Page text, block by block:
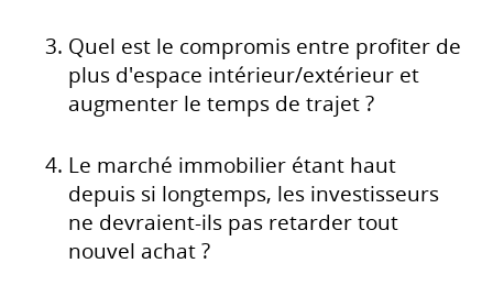
Quel est le compromis entre profiter de
plus d'espace intérieur/extérieur et
augmenter le temps de trajet ?
Le marché immobilier étant haut
depuis si longtemps, les investisseurs
ne devraient-ils pas retarder tout
nouvel achat ?